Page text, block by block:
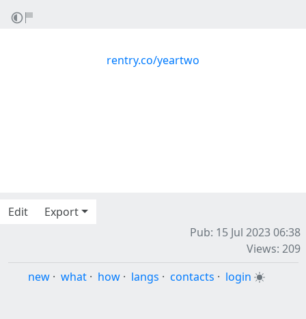
rentry.co/yeartwo
Edit
Export
Pub: 15 Jul 2023 06:38
Views: 209
new · what · how · langs · contacts · login